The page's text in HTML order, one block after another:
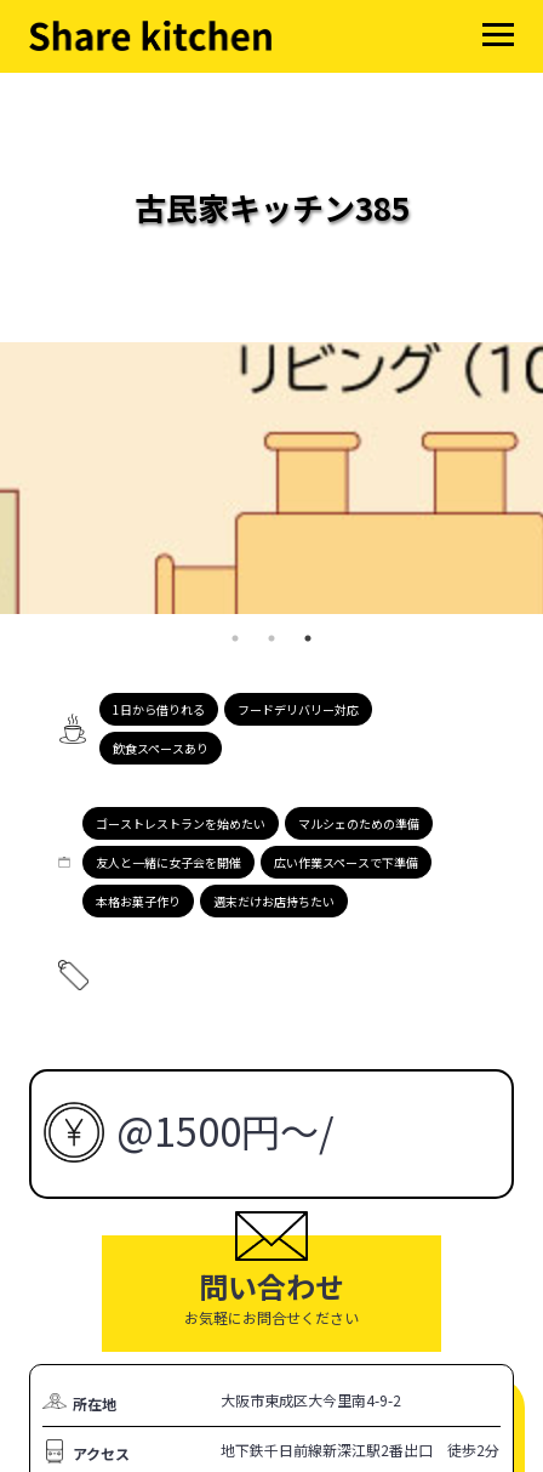
古民家キッチン385
1日から借りれる フードデリバリー対応
飲食スペースあり
ゴーストレストランを始めたい マルシェのための準備
友人と一緒に女子会を開催 広い作業スペースで下準備
本格お菓子作り 週末だけお店持ちたい
@1500円〜/
問い合わせ
お気軽にお問合せください
所在地 大阪市東成区大今里南4-9-2
アクセス 地下鉄千日前線新深江駅2番出口 徒歩2分